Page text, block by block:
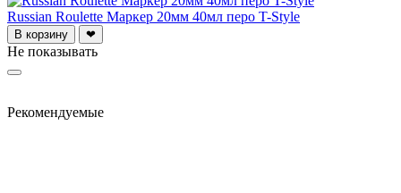
Russian Roulette Маркер 20мм 40мл перо T-Style
В корзину ❤
Не показывать
Рекомендуемые